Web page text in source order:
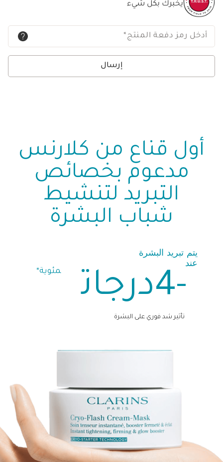
يخبرك بكل شيء
أدخل رمز دفعة المنتج*
إرسال
أول قناع من كلارنس
مدعوم بخصائص
التبريد لتنشيط
شباب البشرة
-4 درجات مئوية*
تأثير شد فوري على البشرة